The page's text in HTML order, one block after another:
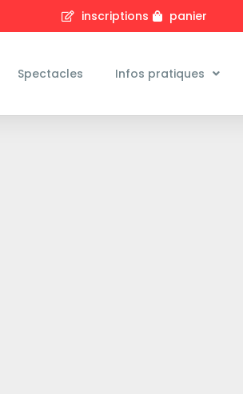
inscriptions panier
Spectacles Infos pratiques